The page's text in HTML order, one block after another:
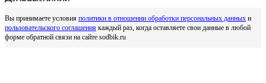
Вы принимаете условия политики в отношении обработки персональных данных и
пользовательского соглашения каждый раз, когда оставляете свои данные в любой
форме обратной связи на сайте sodbik.ru